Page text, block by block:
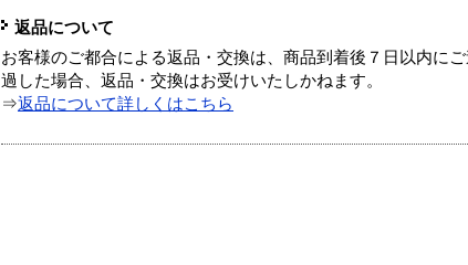
返品について
お客様のご都合による返品・交換は、商品到着後７日以内に
過した場合、返品・交換はお受けいたしかねます。
⇒返品について詳しくはこちら